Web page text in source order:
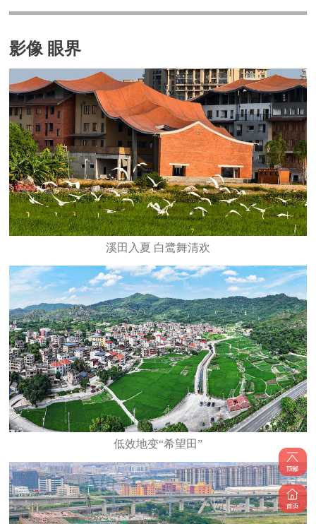
影像 眼界
溪田入夏 白鹭舞清欢
低效地变“希望田”